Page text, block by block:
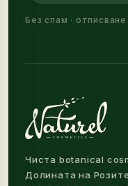
Без спам ·
Чиста botanical
Долината на